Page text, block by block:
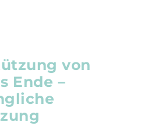
von
Ende –